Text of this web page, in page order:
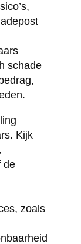
schade
Kijk
de
zoals